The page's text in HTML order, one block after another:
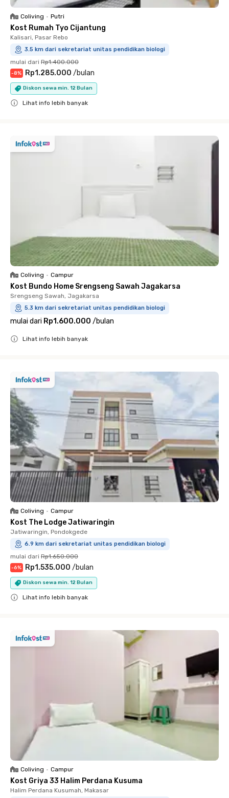
Coliving • Putri
Kost Rumah Tyo Cijantung
Kalisari, Pasar Rebo
3.5 km dari sekretariat unitas pendidikan biologi
mulai dari Rp1.400.000
-8% Rp1.285.000 /bulan
Diskon sewa min. 12 Bulan
Lihat info lebih banyak
Coliving • Campur
Kost Bundo Home Srengseng Sawah Jagakarsa
Srengseng Sawah, Jagakarsa
5.3 km dari sekretariat unitas pendidikan biologi
mulai dari Rp1.600.000 /bulan
Lihat info lebih banyak
Coliving • Campur
Kost The Lodge Jatiwaringin
Jatiwaringin, Pondokgede
6.9 km dari sekretariat unitas pendidikan biologi
mulai dari Rp1.650.000
-6% Rp1.535.000 /bulan
Diskon sewa min. 12 Bulan
Lihat info lebih banyak
Coliving • Campur
Kost Griya 33 Halim Perdana Kusuma
Halim Perdana Kusumah, Makasar